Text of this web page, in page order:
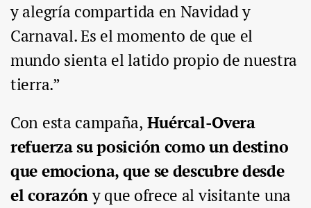
y alegría compartida en Navidad y
Carnaval. Es el momento de que el
mundo sienta el latido propio de nuestra
tierra.”
Con esta campaña, Huércal-Overa
refuerza su posición como un destino
que emociona, que se descubre desde
el corazóny que ofrece al visitante una